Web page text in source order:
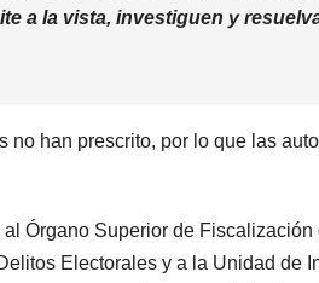
a la vista, investiguen y
no han prescrito, por lo que las
Órgano Superior de
Electorales y a la Unidad de